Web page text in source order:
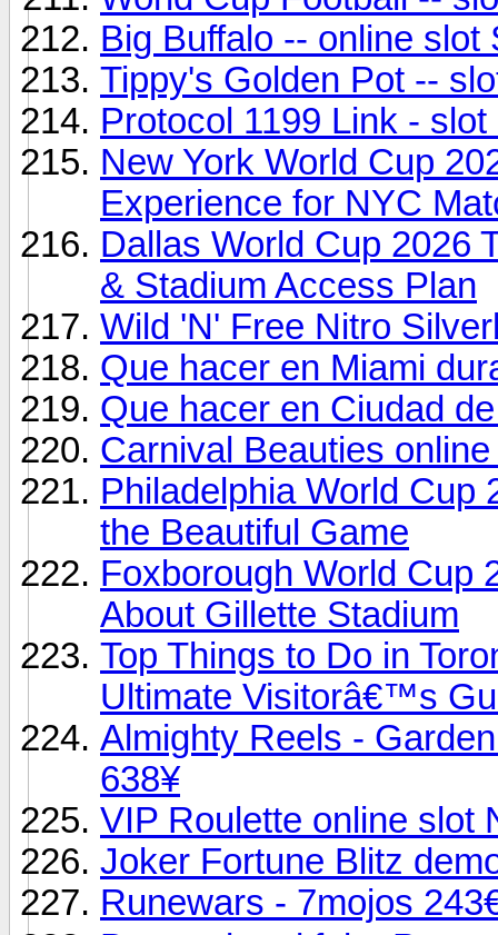
Big Buffalo -- online
Tippy's Golden Pot --
Protocol 1199 Link -
New York World Cup
Experience for NYC
Dallas World Cup 2026
& Stadium Access Plan
Wild 'N' Free Nitro
Que hacer en Miami
Que hacer en Ciudad
Carnival Beauties
Philadelphia World Cup
the Beautiful Game
Foxborough World Cup
About Gillette Stadium
Top Things to Do in
Ultimate Visitorâ€™s
Almighty Reels -
638¥
VIP Roulette online slot
Joker Fortune Blitz
Runewars - 7mojos